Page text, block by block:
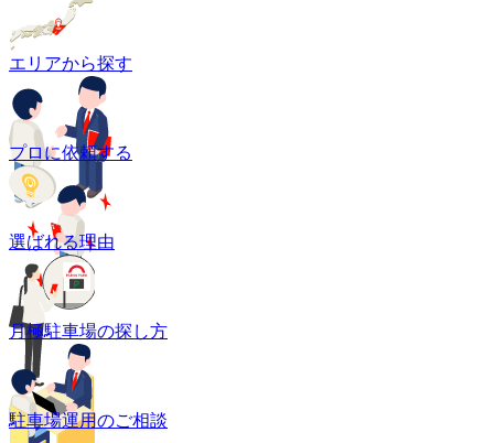
エリアから探す
プロに依頼する
選ばれる理由
月極駐車場の探し方
駐車場運用のご相談